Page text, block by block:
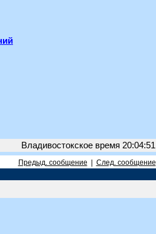
Владивостокское время 20:04:51
Предыд. сообщение След. сообщение